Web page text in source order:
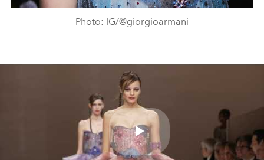
Photo: IG/@giorgioarmani
Play